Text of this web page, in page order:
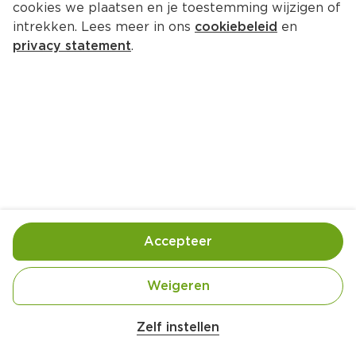
Fritz Spritz rhubarb
Fles 330 g
independent and awake since 2003.
Gebruik- en bewaarinstructies
cookies we plaatsen en je toestemming wijzigen of
intrekken. Lees meer in ons cookiebeleid en
privacy statement.
Zelf instellen
Weigeren
Accepteer